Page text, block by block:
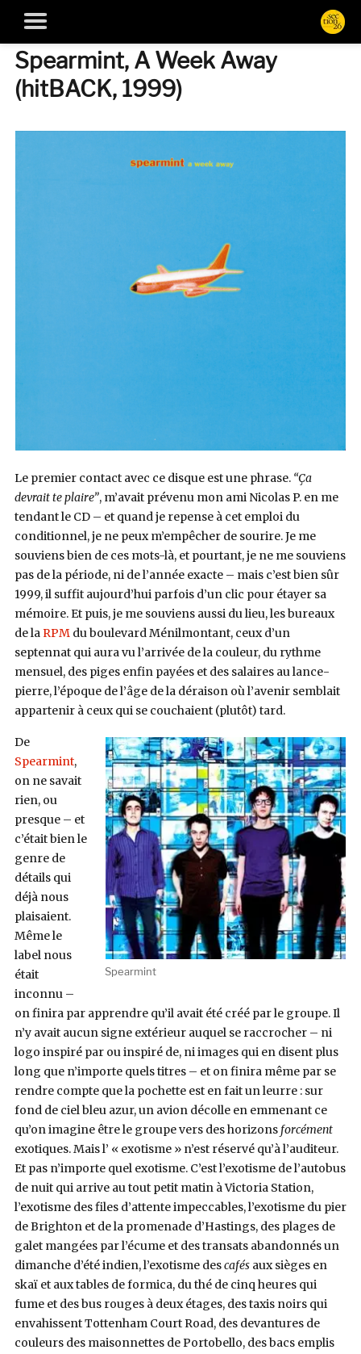
Spearmint, A Week Away
(hitBACK, 1999)
Le premier contact avec ce disque est une phrase. “Ça
devrait te plaire”, m’avait prévenu mon ami Nicolas P. en me
tendant le CD – et quand je repense à cet emploi du
conditionnel, je ne peux m’empêcher de sourire. Je me
souviens bien de ces mots-là, et pourtant, je ne me souviens
pas de la période, ni de l’année exacte – mais c’est bien sûr
1999, il suffit aujourd’hui parfois d’un clic pour étayer sa
mémoire. Et puis, je me souviens aussi du lieu, les bureaux
de laRPMdu boulevard Ménilmontant, ceux d’un
septennat qui aura vu l’arrivée de la couleur, du rythme
mensuel, des piges enfin payées et des salaires au lance-
pierre, l’époque de l’âge de la déraison où l’avenir semblait
appartenir à ceux qui se couchaient (plutôt) tard.
Spearmint
De
Spearmint,
on ne savait
rien, ou
presque – et
c’était bien le
genre de
détails qui
déjà nous
plaisaient.
Même le
label nous
était
inconnu –
on finira par apprendre qu’il avait été créé par le groupe. Il
n’y avait aucun signe extérieur auquel se raccrocher – ni
logo inspiré par ou inspiré de, ni images qui en disent plus
long que n’importe quels titres – et on finira même par se
rendre compte que la pochette est en fait un leurre : sur
fond de ciel bleu azur, un avion décolle en emmenant ce
qu’on imagine être le groupe vers des horizons forcément
exotiques. Mais l’ « exotisme » n’est réservé qu’à l’auditeur.
Et pas n’importe quel exotisme. C’est l’exotisme de l’autobus
de nuit qui arrive au tout petit matin à Victoria Station,
l’exotisme des files d’attente impeccables, l’exotisme du pier
de Brighton et de la promenade d’Hastings, des plages de
galet mangées par l’écume et des transats abandonnés un
dimanche d’été indien, l’exotisme descafésaux sièges en
skaï et aux tables de formica, du thé de cinq heures qui
fume et des bus rouges à deux étages, des taxis noirs qui
envahissent Tottenham Court Road, des devantures de
couleurs des maisonnettes de Portobello, des bacs emplis